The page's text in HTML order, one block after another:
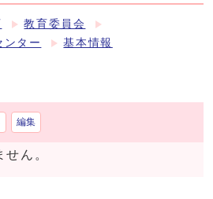
教育委員会
ンター
基本情報
編集
ん。